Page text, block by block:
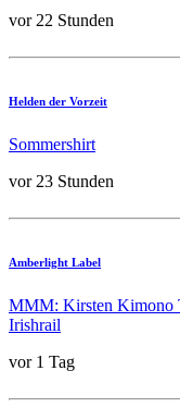
vor 22 Stunden
Helden der Vorzeit
Sommershirt
vor 23 Stunden
Amberlight Label
MMM: Kirsten Kimono
Irishrail
vor 1 Tag